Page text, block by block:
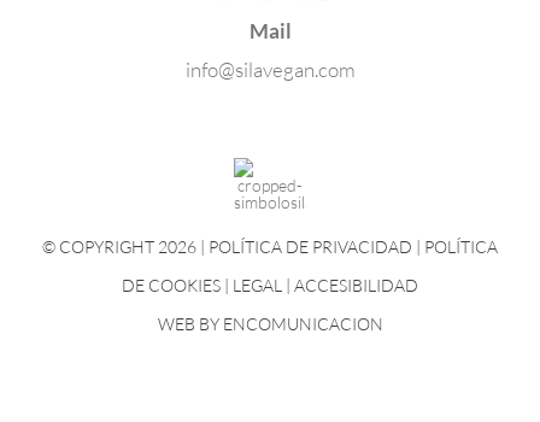
Mail
info@silavegan.com
© COPYRIGHT 2026 | POLÍTICA DE PRIVACIDAD | POLÍTICA
DE COOKIES | LEGAL | ACCESIBILIDAD
WEB BY ENCOMUNICACION